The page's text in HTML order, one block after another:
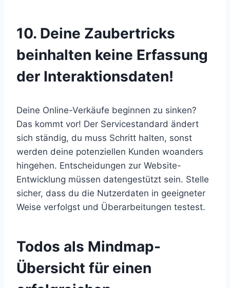
10. Deine Zaubertricks
beinhalten keine Erfassung
der Interaktionsdaten!
Deine Online-Verkäufe beginnen zu sinken?
Das kommt vor! Der Servicestandard ändert
sich ständig, du muss Schritt halten, sonst
werden deine potenziellen Kunden woanders
hingehen. Entscheidungen zur Website-
Entwicklung müssen datengestützt sein. Stelle
sicher, dass du die Nutzerdaten in geeigneter
Weise verfolgst und Überarbeitungen testest.
Todos als Mindmap-
Übersicht für einen